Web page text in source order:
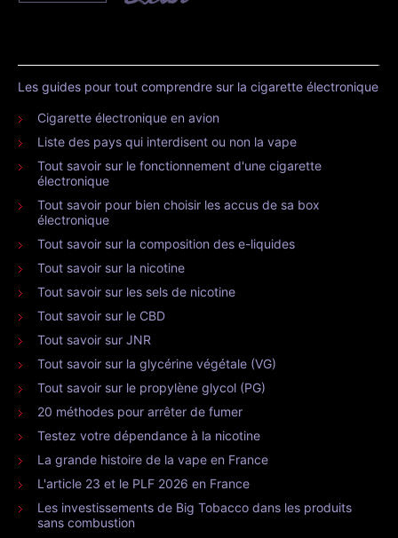
Les guides pour tout comprendre sur la cigarette électronique
Cigarette électronique en avion
Liste des pays qui interdisent ou non la vape
Tout savoir sur le fonctionnement d'une cigarette
électronique
Tout savoir pour bien choisir les accus de sa box
électronique
Tout savoir sur la composition des e-liquides
Tout savoir sur la nicotine
Tout savoir sur les sels de nicotine
Tout savoir sur le CBD
Tout savoir sur JNR
Tout savoir sur la glycérine végétale (VG)
Tout savoir sur le propylène glycol (PG)
20 méthodes pour arrêter de fumer
Testez votre dépendance à la nicotine
La grande histoire de la vape en France
L'article 23 et le PLF 2026 en France
Les investissements de Big Tobacco dans les produits
sans combustion